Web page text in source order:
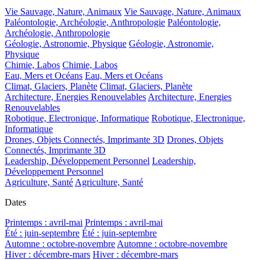
Vie Sauvage, Nature, Animaux Vie Sauvage, Nature, Animaux
Paléontologie, Archéologie, Anthropologie Paléontologie,
Archéologie, Anthropologie
Géologie, Astronomie, Physique Géologie, Astronomie,
Physique
Chimie, Labos Chimie, Labos
Eau, Mers et Océans Eau, Mers et Océans
Climat, Glaciers, Planète Climat, Glaciers, Planète
Architecture, Energies Renouvelables Architecture, Energies
Renouvelables
Robotique, Electronique, Informatique Robotique, Electronique,
Informatique
Drones, Objets Connectés, Imprimante 3D Drones, Objets
Connectés, Imprimante 3D
Leadership, Développement Personnel Leadership,
Développement Personnel
Agriculture, Santé Agriculture, Santé
Dates
Printemps : avril-mai Printemps : avril-mai
Été : juin-septembre Été : juin-septembre
Automne : octobre-novembre Automne : octobre-novembre
Hiver : décembre-mars Hiver : décembre-mars